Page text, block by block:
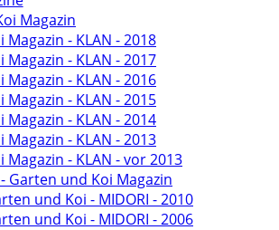
Magazin
Magazin - KLAN - 2018
Magazin - KLAN - 2017
Magazin - KLAN - 2016
Magazin - KLAN - 2015
Magazin - KLAN - 2014
Magazin - KLAN - 2013
Magazin - KLAN - vor 2013
- Garten und Koi Magazin
und Koi - MIDORI - 2010
und Koi - MIDORI - 2006